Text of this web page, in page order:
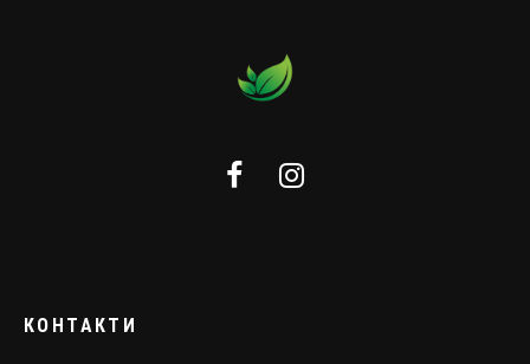
КОНТАКТИ